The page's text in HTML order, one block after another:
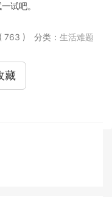
试吧。
763 ) 分类： 生活难题
藏